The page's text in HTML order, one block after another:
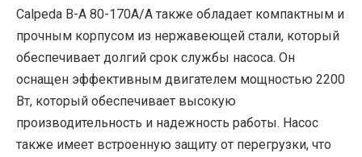
Calpeda B-A 80-170A/A также обладает компактным и
прочным корпусом из нержавеющей стали, который
обеспечивает долгий срок службы насоса. Он
оснащен эффективным двигателем мощностью 2200
Вт, который обеспечивает высокую
производительность и надежность работы. Насос
также имеет встроенную защиту от перегрузки, что